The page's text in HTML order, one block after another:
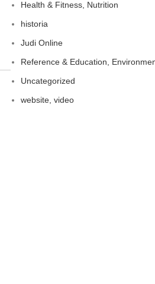
Health & Fitness, Nutrition
historia
Judi Online
Reference & Education,
Uncategorized
website, video